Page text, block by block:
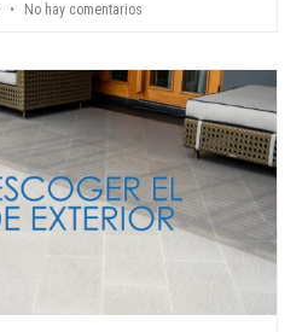
No hay comentarios